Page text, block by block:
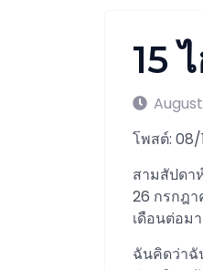
15
โพสต์: 08/
สามสัปดา
26 กรกฎ
เดือนต่อมา
ฉันคิดว่าฉั